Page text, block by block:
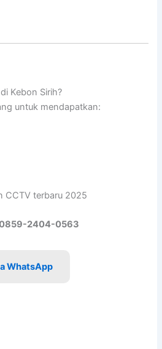
Kebon Sirih?
untuk mendapatkan:
CCTV terbaru 2025
2404-0563
WhatsApp